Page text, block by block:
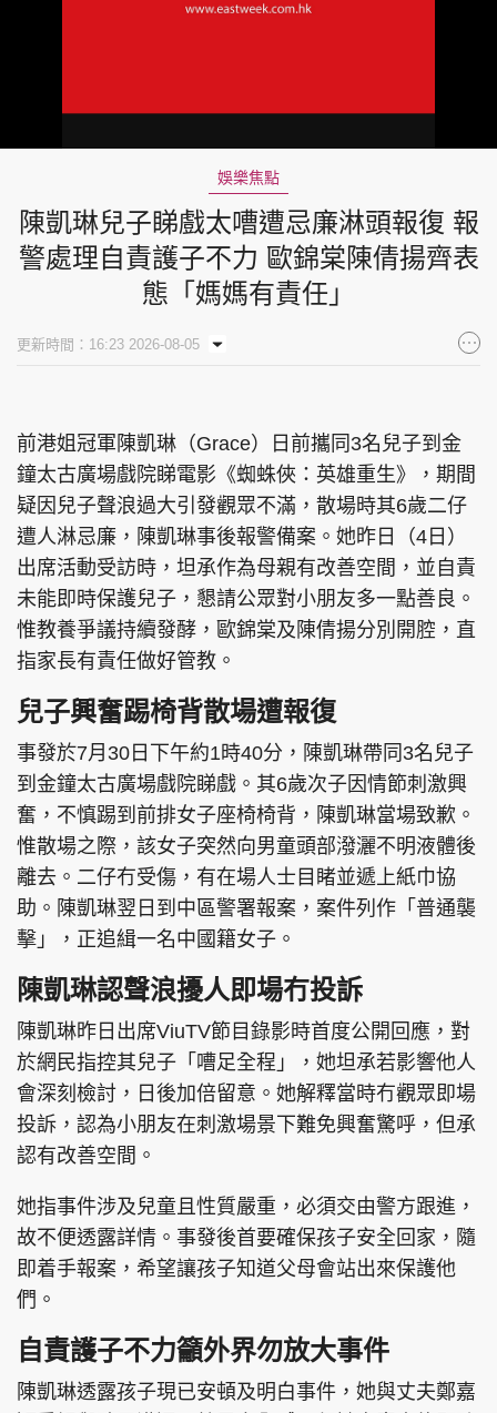
娛樂焦點
陳凱琳兒子睇戲太嘈遭忌廉淋頭報復 報
警處理自責護子不力 歐錦棠陳倩揚齊表
態「媽媽有責任」
更新時間：16:23 2026-08-05
前港姐冠軍陳凱琳（Grace）日前攜同3名兒子到金
鐘太古廣場戲院睇電影《蜘蛛俠：英雄重生》，期間
疑因兒子聲浪過大引發觀眾不滿，散場時其6歲二仔
遭人淋忌廉，陳凱琳事後報警備案。她昨日（4日）
出席活動受訪時，坦承作為母親有改善空間，並自責
未能即時保護兒子，懇請公眾對小朋友多一點善良。
惟教養爭議持續發酵，歐錦棠及陳倩揚分別開腔，直
指家長有責任做好管教。
兒子興奮踢椅背散場遭報復
事發於7月30日下午約1時40分，陳凱琳帶同3名兒子
到金鐘太古廣場戲院睇戲。其6歲次子因情節刺激興
奮，不慎踢到前排女子座椅椅背，陳凱琳當場致歉。
惟散場之際，該女子突然向男童頭部潑灑不明液體後
離去。二仔冇受傷，有在場人士目睹並遞上紙巾協
助。陳凱琳翌日到中區警署報案，案件列作「普通襲
擊」，正追緝一名中國籍女子。
陳凱琳認聲浪擾人即場冇投訴
陳凱琳昨日出席ViuTV節目錄影時首度公開回應，對
於網民指控其兒子「嘈足全程」，她坦承若影響他人
會深刻檢討，日後加倍留意。她解釋當時冇觀眾即場
投訴，認為小朋友在刺激場景下難免興奮驚呼，但承
認有改善空間。
她指事件涉及兒童且性質嚴重，必須交由警方跟進，
故不便透露詳情。事發後首要確保孩子安全回家，隨
即着手報案，希望讓孩子知道父母會站出來保護他
們。
自責護子不力籲外界勿放大事件
陳凱琳透露孩子現已安頓及明白事件，她與丈夫鄭嘉